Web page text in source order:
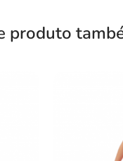
produto